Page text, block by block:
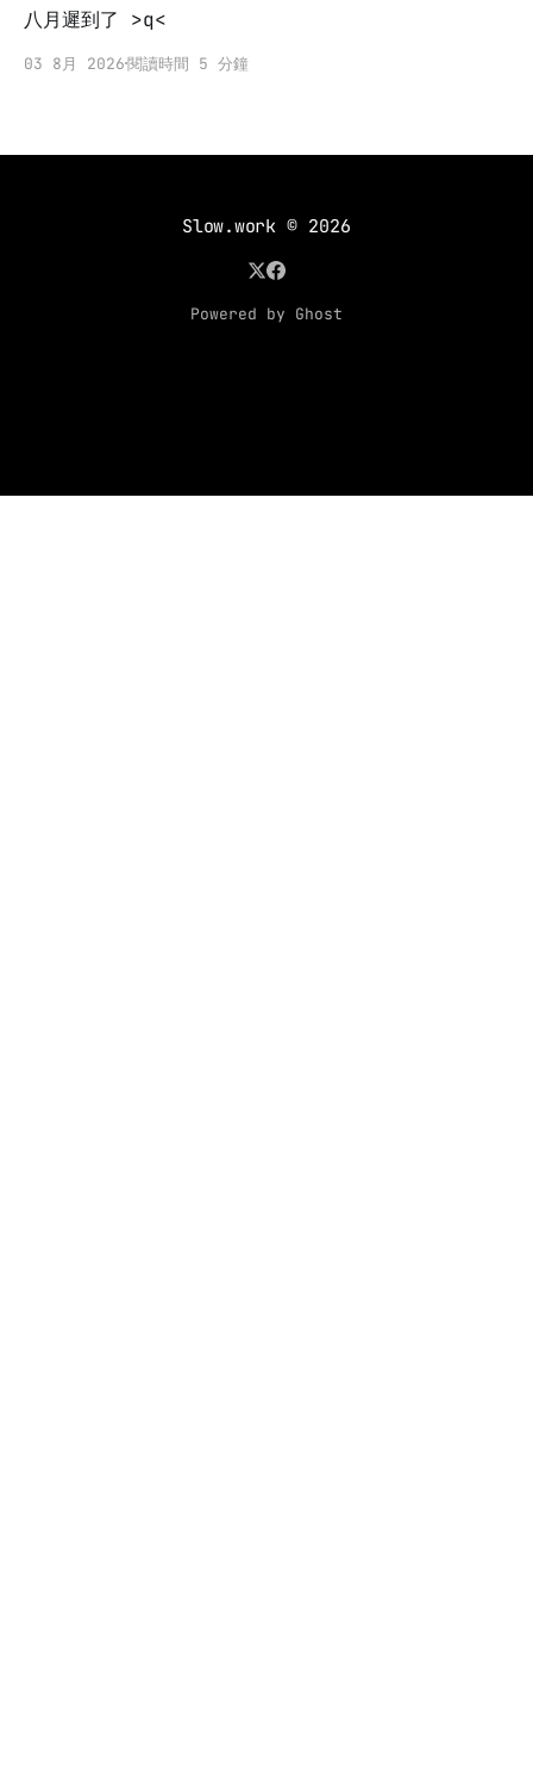
八月遲到了 >q<
03 8月 2026閱讀時間 5 分鐘
Slow.work© 2026
Powered by Ghost